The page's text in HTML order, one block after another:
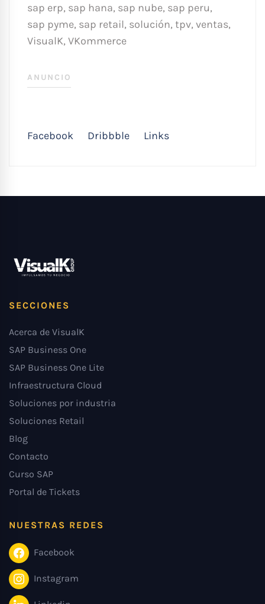
sap erp, sap hana, sap nube, sap peru,
sap pyme, sap retail, solución, tpv, ventas,
VisualK, VKommerce
ANUNCIO
Facebook Dribbble Links
SECCIONES
Acerca de VisualK
SAP Business One
SAP Business One Lite
Infraestructura Cloud
Soluciones por industria
Soluciones Retail
Blog
Contacto
Curso SAP
Portal de Tickets
NUESTRAS REDES
Facebook
Instagram